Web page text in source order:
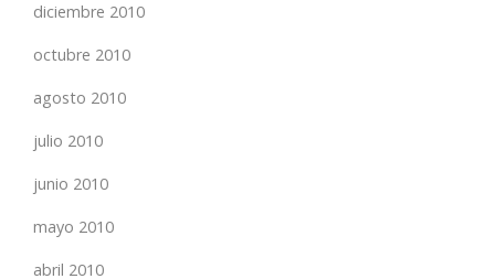
diciembre 2010
octubre 2010
agosto 2010
julio 2010
junio 2010
mayo 2010
abril 2010